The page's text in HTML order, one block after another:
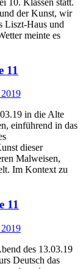
10. Klassen statt.
der Kunst, wir
Liszt-Haus und
meinte es
11
in die Alte
einführend in das
dieser
Malweisen,
Im Kontext zu
11
des 13.03.19
Deutsch das